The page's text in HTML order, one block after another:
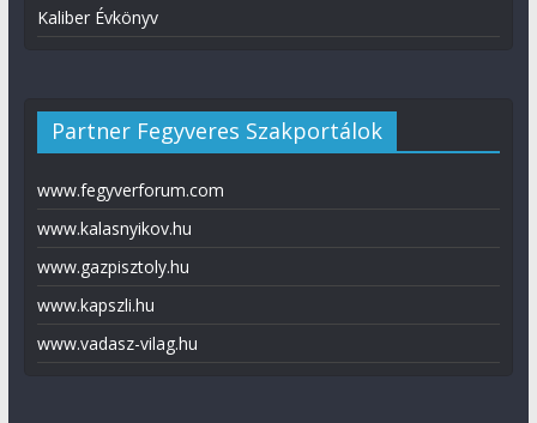
Kaliber Évkönyv
Partner Fegyveres Szakportálok
www.fegyverforum.com
www.kalasnyikov.hu
www.gazpisztoly.hu
www.kapszli.hu
www.vadasz-vilag.hu